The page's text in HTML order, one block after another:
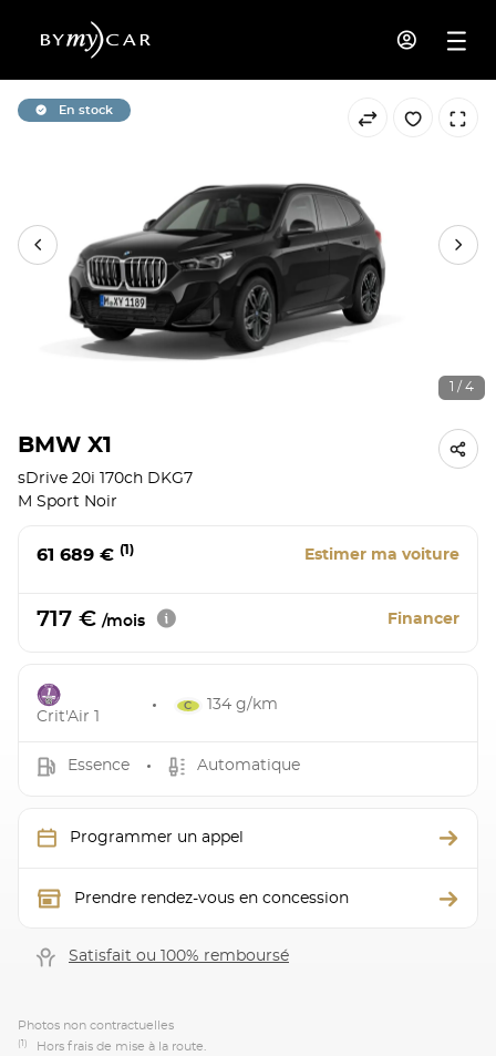
En stock
1 / 4
BMW X1
sDrive 20i 170ch DKG7
M Sport Noir
61 689 € (1) Estimer ma voiture
717 € /mois Financer
Crit'Air 1
134 g/km
Essence Automatique
Programmer un appel
Prendre rendez-vous en concession
Satisfait ou 100% remboursé
Photos non contractuelles
(1) Hors frais de mise à la route.